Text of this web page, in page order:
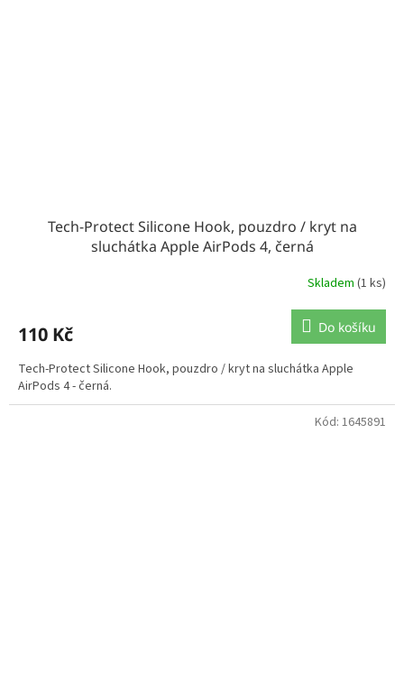
Tech-Protect Silicone Hook, pouzdro / kryt na
sluchátka Apple AirPods 4, černá
Skladem (1 ks)
110 Kč Do košíku
Tech-Protect Silicone Hook, pouzdro / kryt na sluchátka Apple
AirPods 4 - černá.
Kód: 1645891